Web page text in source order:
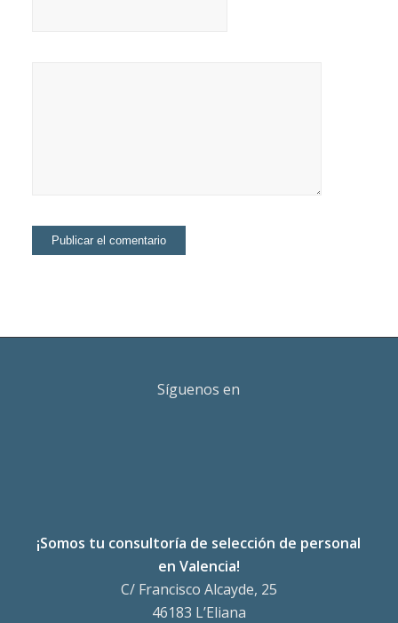
Síguenos en
¡Somos tu consultoría de selección de personal
en Valencia!
C/ Francisco Alcayde, 25
46183 L’Eliana